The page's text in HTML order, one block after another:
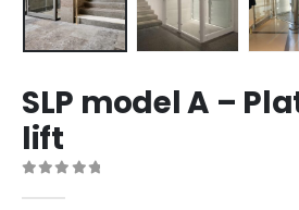
SLP model A –
lift